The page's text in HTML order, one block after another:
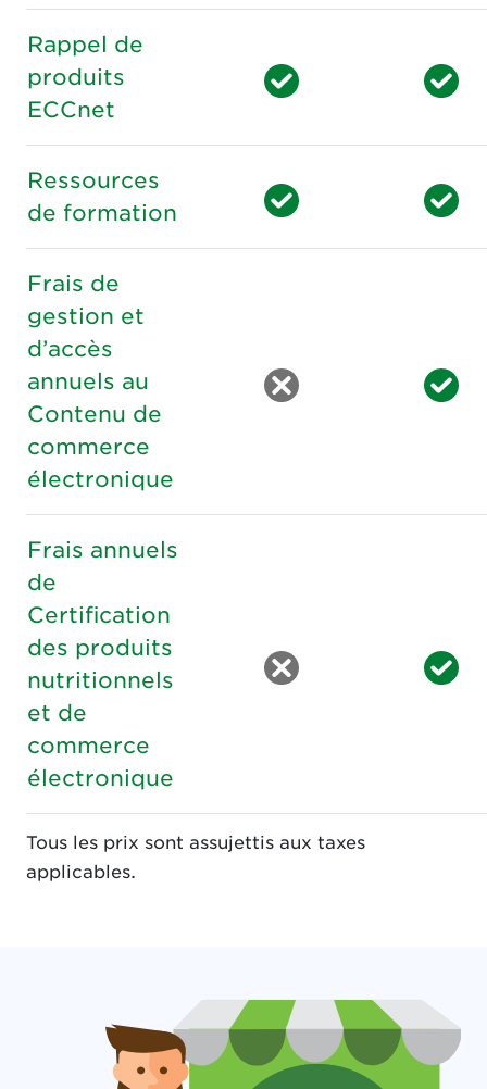
Rappel de
produits
ECCnet
Ressources
de formation
Frais de
gestion et
d’accès
annuels au
Contenu de
commerce
électronique
Frais annuels
de
Certification
des produits
nutritionnels
et de
commerce
électronique
Tous les prix sont assujettis aux taxes
applicables.